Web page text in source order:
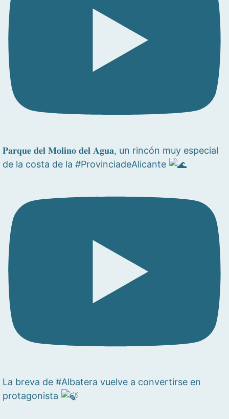
𝐏𝐚𝐫𝐪𝐮𝐞 𝐝𝐞𝐥 𝐌𝐨𝐥𝐢𝐧𝐨 𝐝𝐞𝐥 𝐀𝐠𝐮𝐚, un rincón muy especial
de la costa de la #ProvinciadeAlicante
La breva de #Albatera vuelve a convertirse en
protagonista